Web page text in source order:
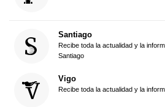
Santiago
Recibe toda la actualidad y la
Santiago
Vigo
Recibe toda la actualidad y la